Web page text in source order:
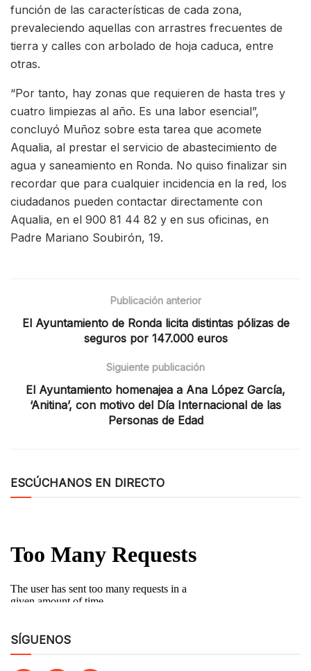
función de las características de cada zona,
prevaleciendo aquellas con arrastres frecuentes de
tierra y calles con arbolado de hoja caduca, entre
otras.
“Por tanto, hay zonas que requieren de hasta tres y
cuatro limpiezas al año. Es una labor esencial”,
concluyó Muñoz sobre esta tarea que acomete
Aqualia, al prestar el servicio de abastecimiento de
agua y saneamiento en Ronda. No quiso finalizar sin
recordar que para cualquier incidencia en la red, los
ciudadanos pueden contactar directamente con
Aqualia, en el 900 81 44 82 y en sus oficinas, en
Padre Mariano Soubirón, 19.
Publicación anterior
El Ayuntamiento de Ronda licita distintas pólizas de
seguros por 147.000 euros
Siguiente publicación
El Ayuntamiento homenajea a Ana López García,
‘Anitina’, con motivo del Día Internacional de las
Personas de Edad
ESCÚCHANOS EN DIRECTO
SÍGUENOS